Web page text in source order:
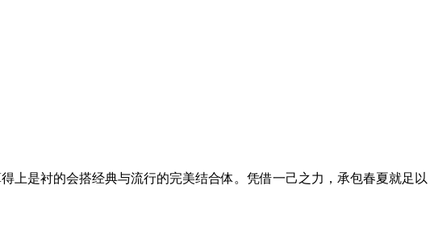
是衬的会搭经典与流行的完美结合体。凭借一己之力，承包春夏就足以